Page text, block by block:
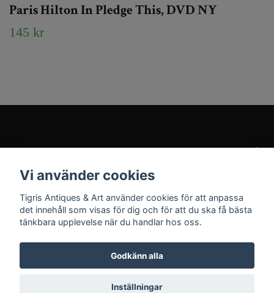
Paris Hilton In Pledge This, DVD NY
145 kr
Sociala medier
© 2026 Tigris Antiques & Art
Vi använder cookies
Tigris Antiques & Art använder cookies för att anpassa
det innehåll som visas för dig och för att du ska få bästa
tänkbara upplevelse när du handlar hos oss.
Godkänn alla
Inställningar